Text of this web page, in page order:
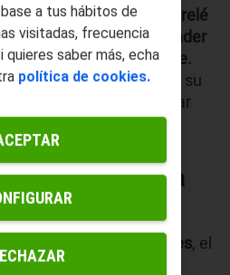
se activan mediante un relé
encargado deencender
forma rápida y constante.
que las luces cumplan su
sin necesidad de accionar
y apagado.
para
LED intermitentes, el
ha disminuido
a tus hábitos de
visitadas, frecuencia
saber más, echa
política de cookies.